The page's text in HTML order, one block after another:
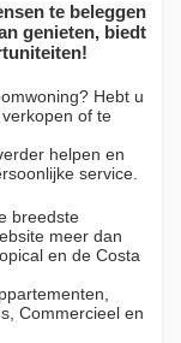
te beleggen
genieten, biedt
Hebt u
of te
helpen en
service.
breedste
meer dan
en de Costa
Commercieel en